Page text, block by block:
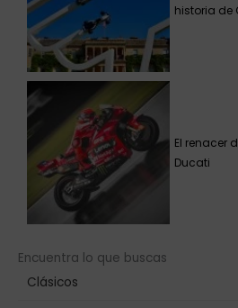
historia de
El renacer
Ducati
Encuentra lo que buscas
Clásicos